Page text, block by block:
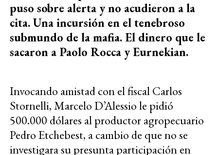
puso sobre alerta y no acudieron a la
cita. Una incursión en el tenebroso
submundo de la mafia. El dinero que le
sacaron a Paolo Rocca y Eurnekian.
Invocando amistad con el fiscal Carlos
Stornelli, Marcelo D’Alessio le pidió
500.000 dólares al productor agropecuario
Pedro Etchebest, a cambio de que no se
investigara su presunta participación en